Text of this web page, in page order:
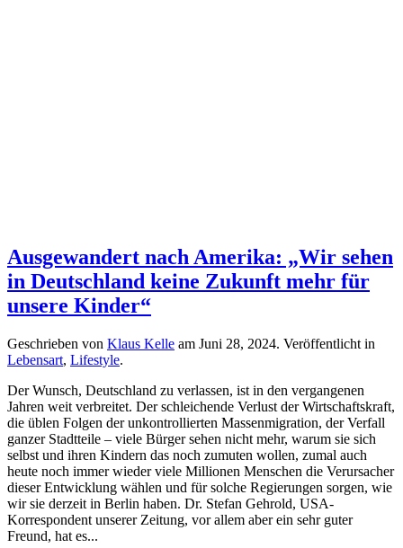
Ausgewandert nach Amerika: „Wir sehen
in Deutschland keine Zukunft mehr für
unsere Kinder“
Geschrieben von Klaus Kelle am Juni 28, 2024. Veröffentlicht in
Lebensart, Lifestyle.
Der Wunsch, Deutschland zu verlassen, ist in den vergangenen
Jahren weit verbreitet. Der schleichende Verlust der Wirtschaftskraft,
die üblen Folgen der unkontrollierten Massenmigration, der Verfall
ganzer Stadtteile – viele Bürger sehen nicht mehr, warum sie sich
selbst und ihren Kindern das noch zumuten wollen, zumal auch
heute noch immer wieder viele Millionen Menschen die Verursacher
dieser Entwicklung wählen und für solche Regierungen sorgen, wie
wir sie derzeit in Berlin haben. Dr. Stefan Gehrold, USA-
Korrespondent unserer Zeitung, vor allem aber ein sehr guter
Freund, hat es...